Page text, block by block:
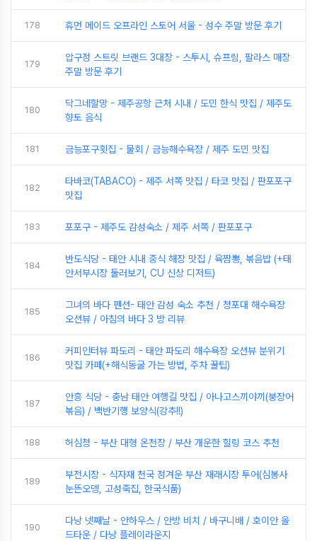
178 휴먼 메이드 오프라인 스토어 서울 - 성수 주말 방문 후기
179
압구정 스트릿 브랜드 3대장 - 스투시, 슈프림, 팔라스 매장
주말 방문 후기
180
닥그네할망 - 제주공항 근처 시내 / 도민 한식 맛집 / 제주도
향토 음식
181 금능포구횟집 - 물회 / 금능해수욕장 / 제주 도민 맛집
182
타바코(TABACO) - 제주 서쪽 맛집 / 타코 맛집 / 판포포구
맛집
183 포포구 - 제주도 감성숙소 / 제주 서쪽 / 판포포구
184
반도식당 - 태안 시내 중식 해장 맛집 / 육짬뽕, 볶음밥 (+태
안서부시장 둘러보기, CU 신상 디저트)
185
그녀의 바다 펜션- 태안 감성 숙소 추천 / 청포대 해수욕장
오션뷰 / 아침의 바다 3 방 리뷰
186
커피인터뷰 파도리 - 태안 파도리 해수욕장 오션뷰 분위기
맛집 카페(+해식동굴 가는 방법, 주차 꿀팁)
187
안흥 식당 - 충남 태안 여행길 맛집 / 아나고스끼야끼(붕장어
볶음) / 백반기행 보양식(강추!!)
188 허심청 - 부산 대형 온천장 / 부산 개운한 힐링 코스 추천
189
부전시장 - 식자재 천국 정겨운 부산 재래시장 투어(심봉사
눈뜬오뎅, 고성죽집, 한국식품)
190
다낭 넷째날 - 안하우스 / 안방 비치 / 바구니배 / 호이안 올
드타운 / 다낭 플레이라운지